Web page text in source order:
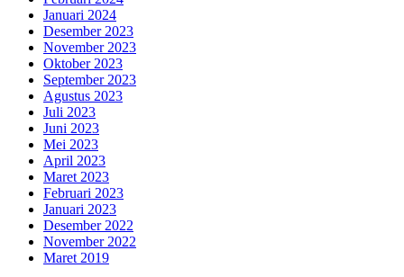
Januari 2024
Desember 2023
November 2023
Oktober 2023
September 2023
Agustus 2023
Juli 2023
Juni 2023
Mei 2023
April 2023
Maret 2023
Februari 2023
Januari 2023
Desember 2022
November 2022
Maret 2019